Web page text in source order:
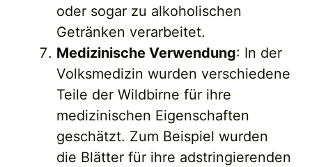
oder sogar zu alkoholischen
Getränken verarbeitet.
Medizinische Verwendung: In der
Volksmedizin wurden verschiedene
Teile der Wildbirne für ihre
medizinischen Eigenschaften
geschätzt. Zum Beispiel wurden
die Blätter für ihre adstringierenden